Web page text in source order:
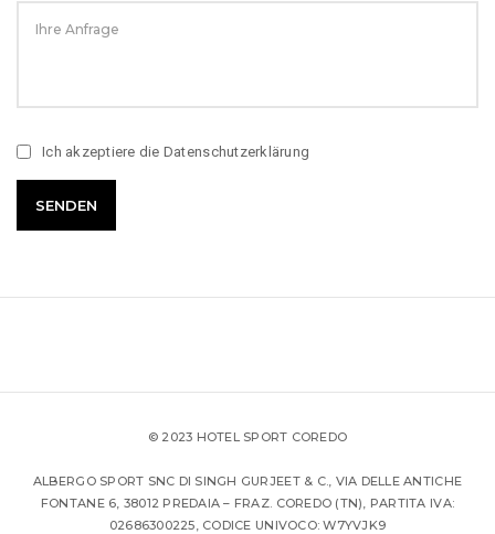
Ich akzeptiere die Datenschutzerklärung
© 2023 HOTEL SPORT COREDO
ALBERGO SPORT SNC DI SINGH GURJEET & C., VIA DELLE ANTICHE
FONTANE 6, 38012 PREDAIA – FRAZ. COREDO (TN), PARTITA IVA:
02686300225, CODICE UNIVOCO: W7YVJK9